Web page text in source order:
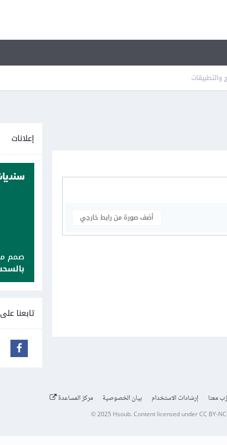
والتطبيقات
أضف صورة من رابط خارجي
إعلانات
تابعنا على
معنا إرشادات الاستخدام بيان الخصوصية مركز المساعدة
© 2025 Hsoub.Content licensed underCC BY-